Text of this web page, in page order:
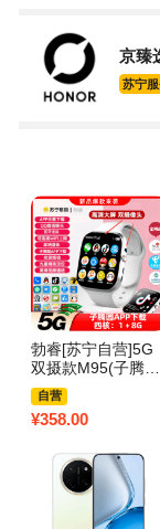
京臻
苏宁
勃睿[苏宁自营]5G
双摄款M95(子腾园
App下载)微信聊天
支付QQ音乐抖音视
频手机远程管理AL
手表 官方高配.全网
通5G﹢双摄像头银
色白胶
自营
¥358.00